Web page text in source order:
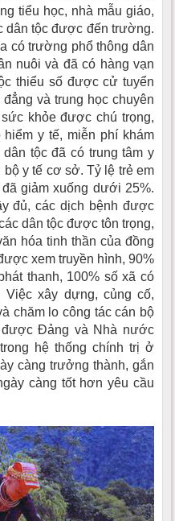
tiểu học, nhà mẫu giáo,
dân tộc được đến trường.
có trường phổ thông dân
nuôi và đã có hàng vạn
thiểu số được cử tuyển
và trung học chuyên
khỏe được chú trọng,
y tế, miễn phí khám
tộc đã có trung tâm y
bộ y tế cơ sở. Tỷ lệ trẻ em
giảm xuống dưới 25%.
đủ, các dịch bệnh được
dân tộc được tôn trọng,
hóa tinh thần của đồng
xem truyền hình, 90%
thanh, 100% số xã có
xây dựng, củng cố,
chăm lo công tác cán bộ
Đảng và Nhà nước
hệ thống chính trị ở
càng trưởng thành, gắn
càng tốt hơn yêu cầu